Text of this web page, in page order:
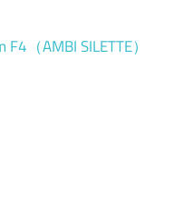
（AMBI SILETTE）